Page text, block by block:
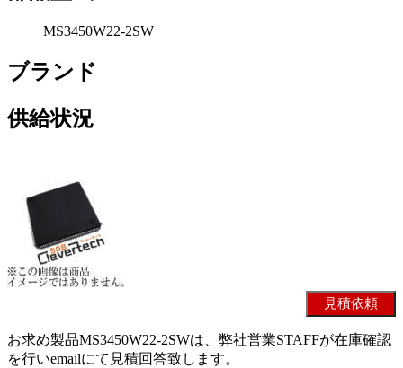
MS3450W22-2SW
ブランド
供給状況
お求め製品MS3450W22-2SWは、弊社営業STAFFが在庫確認
を行いemailにて見積回答致します。